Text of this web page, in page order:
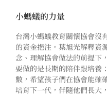
小螞蟻的力量
台灣小螞蟻教育關懷協會沒
的資金挹注。葉旭光解釋資
念、理解協會做法的前提下
要做的是長期的陪伴跟培養
數，希望孩子們在協會能確
培育下一代，伴隨他們長